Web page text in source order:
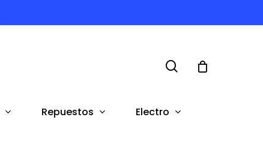
Repuestos Electro